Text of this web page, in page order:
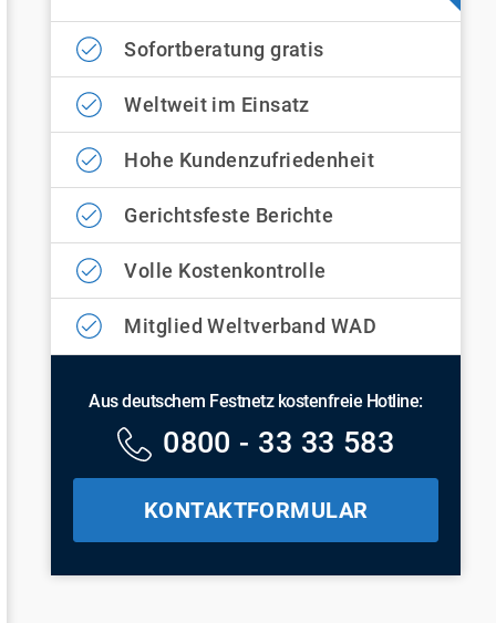
Sofortberatung gratis
Weltweit im Einsatz
Hohe Kundenzufriedenheit
Gerichtsfeste Berichte
Volle Kostenkontrolle
Mitglied Weltverband WAD
Aus deutschem Festnetz kostenfreie Hotline:
0800 - 33 33 583
KONTAKTFORMULAR